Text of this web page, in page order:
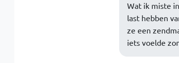
Wat ik miste
last hebben
ze een
iets voelde